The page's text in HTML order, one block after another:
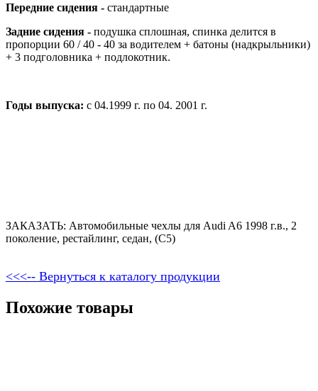
Передние сидения - стандартные
Задние сидения - подушка сплошная, спинка делится в
пропорции 60 / 40 - 40 за водителем + батоны (надкрыльники)
+ 3 подголовника + подлокотник.
Годы выпуска: с 04.1999 г. по 04. 2001 г.
ЗАКАЗАТЬ: Автомобильные чехлы для Audi A6 1998 г.в., 2
поколение, рестайлинг, седан, (С5)
<<<-- Вернуться к каталогу продукции
Похожие товары